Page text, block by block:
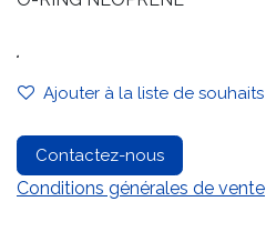
.
Ajouter à la liste de souhaits
Contactez-nous
Conditions générales de vente